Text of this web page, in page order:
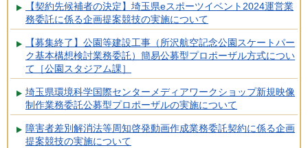
【契約先候補者の決定】埼玉県eスポーツイベント2024運営業
務委託に係る企画提案競技の実施について
【募集終了】公園等建設工事（所沢航空記念公園スケートパー
ク基本構想検討業務委託）簡易公募型プロポーザル方式につい
て［公園スタジアム課］
埼玉県環境科学国際センターメディアワークショップ新規映像
制作業務委託公募型プロポーザルの実施について
障害者差別解消法等周知啓発動画作成業務委託契約に係る企画
提案競技の実施について